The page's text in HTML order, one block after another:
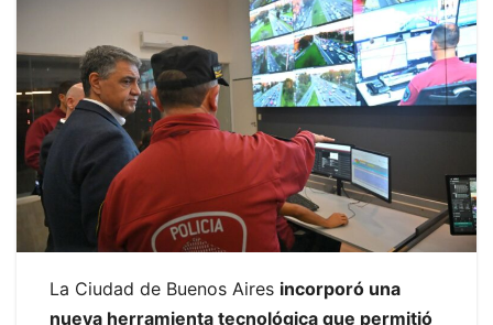
La Ciudad de Buenos Aires incorporó una
nueva herramienta tecnológica que permitió